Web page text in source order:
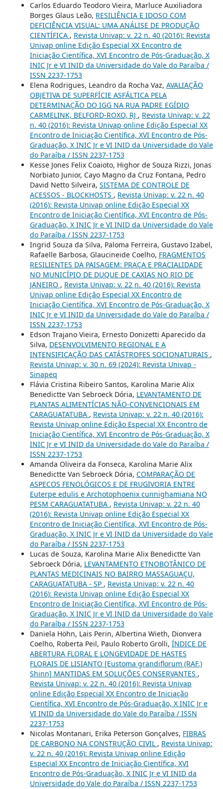
Carlos Eduardo Teodoro Vieira, Marluce Auxiliadora
Borges Glaus Leão, RESILIÊNCIA E IDOSO COM
DEFICIÊNCIA VISUAL: UMA ANÁLISE DE PRODUÇÃO
CIENTÍFICA , Revista Univap: v. 22 n. 40 (2016): Revista
Univap online Edição Especial XX Encontro de
Iniciação Científica, XVI Encontro de Pós-Graduação, X
INIC Jr e VI INID da Universidade do Vale do Paraíba /
ISSN 2237-1753
Elena Rodrigues, Leandro da Rocha Vaz, AVALIAÇÃO
OBJETIVA DE SUPERFÍCIE ASFÁLTICA PELA
DETERMINAÇÃO DO IGG NA RUA PADRE EGÍDIO
CARMELINK, BELFORD-ROXO, RJ , Revista Univap: v. 22
n. 40 (2016): Revista Univap online Edição Especial XX
Encontro de Iniciação Científica, XVI Encontro de Pós-
Graduação, X INIC Jr e VI INID da Universidade do Vale
do Paraíba / ISSN 2237-1753
Kesse Jones Felix Coaioto, Highor de Souza Rizzi, Jonas
Norbiato Junior, Cayo Magno da Cruz Fontana, Pedro
David Netto Silveira, SISTEMA DE CONTROLE DE
ACESSOS - BLOCKHOSTS , Revista Univap: v. 22 n. 40
(2016): Revista Univap online Edição Especial XX
Encontro de Iniciação Científica, XVI Encontro de Pós-
Graduação, X INIC Jr e VI INID da Universidade do Vale
do Paraíba / ISSN 2237-1753
Ingrid Souza da Silva, Paloma Ferreira, Gustavo Izabel,
Rafaelle Barbosa, Glaucineide Coelho, FRAGMENTOS
RESILIENTES DA PAISAGEM: PRAÇA E PRACIALIDADE
NO MUNICÍPIO DE DUQUE DE CAXIAS NO RIO DE
JANEIRO , Revista Univap: v. 22 n. 40 (2016): Revista
Univap online Edição Especial XX Encontro de
Iniciação Científica, XVI Encontro de Pós-Graduação, X
INIC Jr e VI INID da Universidade do Vale do Paraíba /
ISSN 2237-1753
Edson Trajano Vieira, Ernesto Donizetti Aparecido da
Silva, DESENVOLVIMENTO REGIONAL E A
INTENSIFICAÇÃO DAS CATÁSTROFES SOCIONATURAIS ,
Revista Univap: v. 30 n. 69 (2024): Revista Univap -
Sinapeq
Flávia Cristina Ribeiro Santos, Karolina Marie Alix
Benedictte Van Sebroeck Dória, LEVANTAMENTO DE
PLANTAS ALIMENTÍCIAS NÃO-CONVENCIONAIS EM
CARAGUATATUBA , Revista Univap: v. 22 n. 40 (2016):
Revista Univap online Edição Especial XX Encontro de
Iniciação Científica, XVI Encontro de Pós-Graduação, X
INIC Jr e VI INID da Universidade do Vale do Paraíba /
ISSN 2237-1753
Amanda Oliveira da Fonseca, Karolina Marie Alix
Benedictte Van Sebroeck Dória, COMPARAÇÃO DE
ASPECOS FENOLÓGICOS E DE FRUGIVORIA ENTRE
Euterpe edulis e Archotophoenix cunnighamiana NO
PESM CARAGUATATUBA , Revista Univap: v. 22 n. 40
(2016): Revista Univap online Edição Especial XX
Encontro de Iniciação Científica, XVI Encontro de Pós-
Graduação, X INIC Jr e VI INID da Universidade do Vale
do Paraíba / ISSN 2237-1753
Lucas de Souza, Karolina Marie Alix Benedictte Van
Sebroeck Dória, LEVANTAMENTO ETNOBOTÂNICO DE
PLANTAS MEDICINAIS NO BAIRRO MASSAGUAÇU,
CARAGUATATUBA - SP , Revista Univap: v. 22 n. 40
(2016): Revista Univap online Edição Especial XX
Encontro de Iniciação Científica, XVI Encontro de Pós-
Graduação, X INIC Jr e VI INID da Universidade do Vale
do Paraíba / ISSN 2237-1753
Daniela Höhn, Lais Perin, Albertina Wieth, Dionvera
Coelho, Roberta Peil, Paulo Roberto Grolli, ÍNDICE DE
ABERTURA FLORAL E LONGEVIDADE DE HASTES
FLORAIS DE LISIANTO [Eustoma grandiflorum (RAF.)
Shinn] MANTIDAS EM SOLUÇÕES CONSERVANTES ,
Revista Univap: v. 22 n. 40 (2016): Revista Univap
online Edição Especial XX Encontro de Iniciação
Científica, XVI Encontro de Pós-Graduação, X INIC Jr e
VI INID da Universidade do Vale do Paraíba / ISSN
2237-1753
Nicolas Montanari, Erika Peterson Gonçalves, FIBRAS
DE CARBONO NA CONSTRUÇÃO CIVIL , Revista Univap:
v. 22 n. 40 (2016): Revista Univap online Edição
Especial XX Encontro de Iniciação Científica, XVI
Encontro de Pós-Graduação, X INIC Jr e VI INID da
Universidade do Vale do Paraíba / ISSN 2237-1753